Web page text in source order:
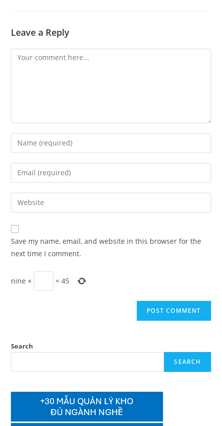
Leave a Reply
Comment
Enter
your
name
comment
Enter
your
email
address
comment
Enter
your
website
URL
(optional)
Save my name, email, and website in this browser for the
next time I comment.
nine × =45
Search
SEARCH